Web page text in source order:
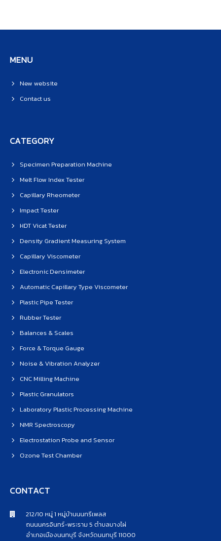
MENU
New website
Contact us
CATEGORY
Specimen Preparation Machine
Melt Flow Index Tester
Capillary Rheometer
Impact Tester
HDT Vicat Tester
Density Gradient Measuring System
Capillary Viscometer
Electronic Densimeter
Automatic Capillary Type Viscometer
Plastic Pipe Tester
Rubber Tester
Balances & Scales
Force & Torque Gauge
Noise & Vibration Analyzer
CNC Milling Machine
Plastic Granulators
Laboratory Plastic Processing Machine
NMR Spectroscopy
Electrostation Probe and Sensor
Ozone Test Chamber
CONTACT
212/10 หมู่ 1 หมู่บ้านนนทรีเพลส
ถนนนครอินทร์-พระราม 5 ตำบลบางไผ่
อำเภอเมืองนนทบุรี จังหวัดนนทบุรี 11000